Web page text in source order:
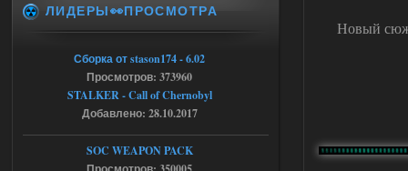
Новый
t_engine.cpp
[error]Description :
shadow of
chernobyl\gamedata\scripts\xr_camper.sc
ript:510: attempt to index local 'manager'
(a nil value)
Вылет после захода в Припять.
Ответить ➤
05.08.2026
ЛИДЕРЫ👀ПРОСМОТРА
Сборка от stason174 - 6.02
Просмотров: 373960
STALKER - Call of Chernobyl
Добавлено: 28.10.2017
SOC WEAPON PACK